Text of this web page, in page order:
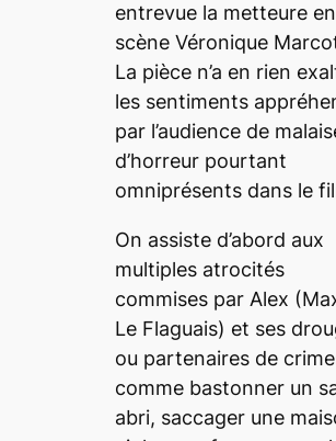
entrevue la metteure en
scène Véronique
La pièce n’a en rien
les sentiments
par l’audience de
d’horreur pourtant
omniprésents dans le
On assiste d’abord aux
multiples atrocités
commises par Alex
Le Flaguais) et ses
ou partenaires de
comme bastonner un
abri, saccager une